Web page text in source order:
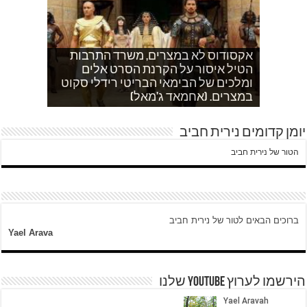
אקסודוס לא במצרים, משרד התרבות
הטיל איסור על הקרנת הסרט אלים
ומלכים של הבימאי הבריטי רידלי סקוט
במצרים. (אחמאד ג'מאל)
אחמד כותב על השאלה שעולה במצרים
לגבי הסכמי קמפ דויד
איך הפכתי לטרוריסט. עדות שסיפר לי
ח'אדר בבית לחם.
עוד בוקר בדרך לגן…סובחייה כותבת ד"ש
מהחיים בין המחסומים במזרח ירושלים
לאדם אני משתדלת לא לספר כלום
וכשיש ירי
אחהצ שקט באום לייסון, בשעות בין
ערביים צור באהר נשקפת פסטורלית
היום לא היו כאן עימותים.
יומן קדומים נירית חביב
הטור של נירית חביב
ברוכים הבאים לטור של נירית חביב
Yael Arava
הירשמו לערוץ YOUTUBE שלנו